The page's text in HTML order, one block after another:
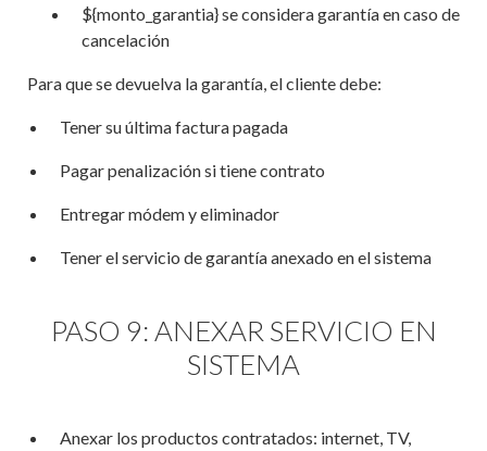
${monto_garantia} se considera garantía en caso de
cancelación
Para que se devuelva la garantía, el cliente debe:
Tener su última factura pagada
Pagar penalización si tiene contrato
Entregar módem y eliminador
Tener el servicio de garantía anexado en el sistema
PASO 9: ANEXAR SERVICIO EN
SISTEMA
Anexar los productos contratados: internet, TV,